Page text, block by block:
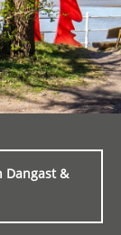
Dangast &